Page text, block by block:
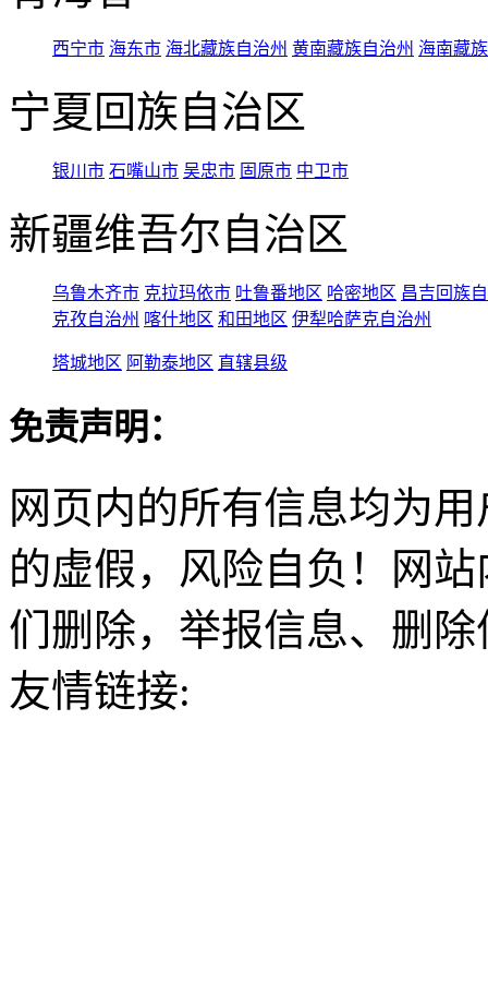
西宁市 海东市 海北藏族自治州 黄南藏族自治州 海南藏
宁夏回族自治区
银川市 石嘴山市 吴忠市 固原市 中卫市
新疆维吾尔自治区
乌鲁木齐市 克拉玛依市 吐鲁番地区 哈密地区 昌吉回族
克孜自治州 喀什地区 和田地区 伊犁哈萨克自治州
塔城地区 阿勒泰地区 直辖县级
免责声明：
网页内的所有信息均为
的虚假，风险自负！网
们删除，举报信息、删
友情链接: